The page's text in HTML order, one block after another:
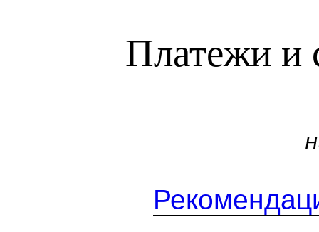
Платежи и